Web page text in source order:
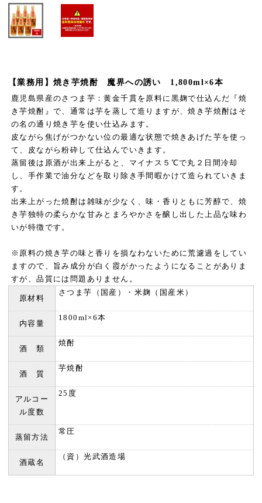
【業務用】焼き芋焼酎 魔界への誘い 1,800ml×6本
鹿児島県産のさつま芋：黄金千貫を原料に黒麹で仕込んだ『焼
き芋焼酎』で、通常は芋を蒸して造りますが、焼き芋焼酎はそ
の名の通り焼き芋を使い仕込みます。
皮ながら焦げがつかない位の最適な状態で焼きあげた芋を使っ
て、皮ながら粉砕して仕込んでいきます。
蒸留後は原酒が出来上がると、マイナス５℃で丸２日間冷却
し、手作業で油分などを取り除き手間暇かけて造られていきま
す。
出来上がった焼酎は雑味が少なく、味・香りともに芳醇で、焼
き芋独特の柔らかな甘みとまろやかさを醸し出した上品な味わ
いが特徴です。
※原料の焼き芋の味と香りを損なわないために荒濾過をしてい
ますので、旨み成分が白く霞がかったようになることがありま
すが、品質には問題ありません。
原材料
さつま芋（国産）・米麹（国産米）
内容量
1800ml×6本
酒 類
焼酎
酒 質
芋焼酎
アルコー
ル度数
25度
蒸留方法
常圧
酒蔵名
（資）光武酒造場